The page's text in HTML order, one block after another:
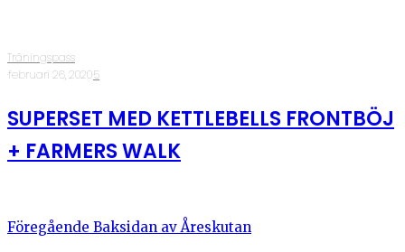
Träningspass
·februari 26, 2020·5
SUPERSET MED KETTLEBELLS FRONTBÖJ
+ FARMERS WALK
Föregående Baksidan av Åreskutan